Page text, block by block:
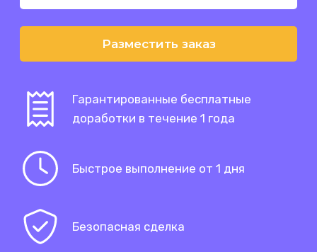
Разместить заказ
Гарантированные бесплатные
доработки в течение 1 года
Быстрое выполнение от 1 дня
Безопасная сделка